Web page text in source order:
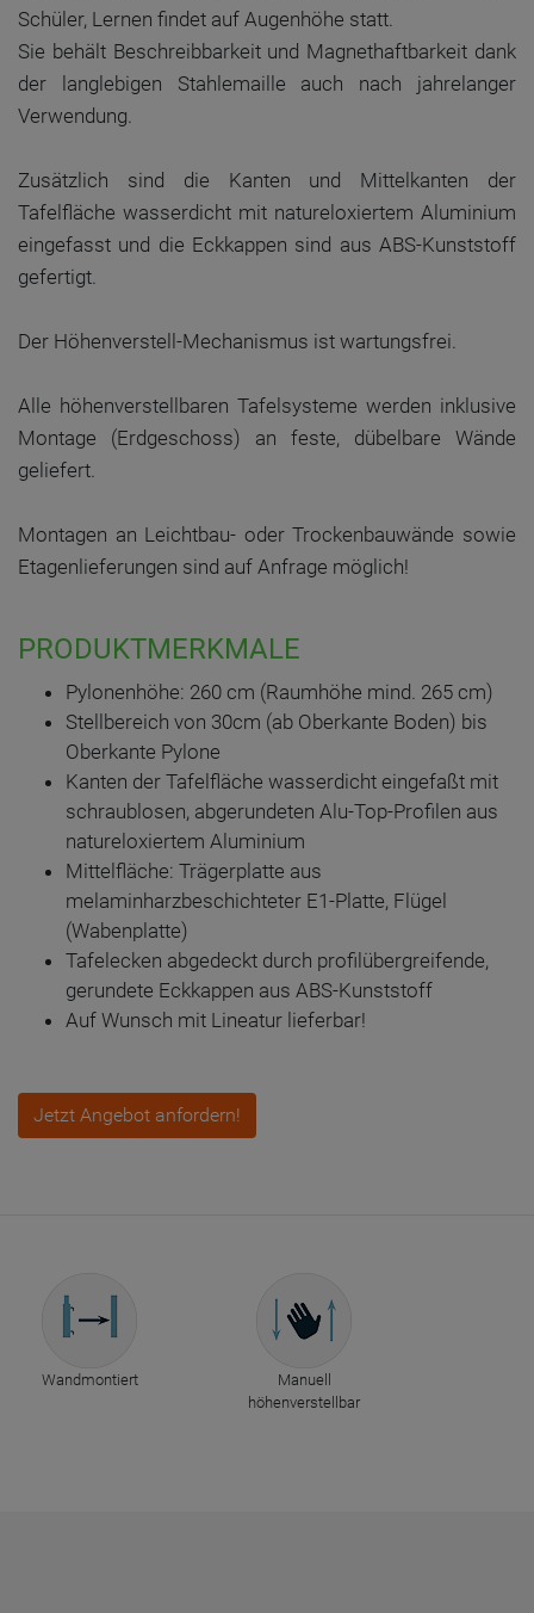
Schüler, Lernen findet auf Augenhöhe statt.
Sie behält Beschreibbarkeit und Magnethaftbarkeit dank
der langlebigen Stahlemaille auch nach jahrelanger
Verwendung.
Zusätzlich sind die Kanten und Mittelkanten der
Tafelfläche wasserdicht mit natureloxiertem Aluminium
eingefasst und die Eckkappen sind aus ABS-Kunststoff
gefertigt.
Der Höhenverstell-Mechanismus ist wartungsfrei.
Alle höhenverstellbaren Tafelsysteme werden inklusive
Montage (Erdgeschoss) an feste, dübelbare Wände
geliefert.
Montagen an Leichtbau- oder Trockenbauwände sowie
Etagenlieferungen sind auf Anfrage möglich!
PRODUKTMERKMALE
Pylonenhöhe: 260 cm (Raumhöhe mind. 265 cm)
Stellbereich von 30cm (ab Oberkante Boden) bis
Oberkante Pylone
Kanten der Tafelfläche wasserdicht eingefaßt mit
schraublosen, abgerundeten Alu-Top-Profilen aus
natureloxiertem Aluminium
Mittelfläche: Trägerplatte aus
melaminharzbeschichteter E1-Platte, Flügel
(Wabenplatte)
Tafelecken abgedeckt durch profilübergreifende,
gerundete Eckkappen aus ABS-Kunststoff
Auf Wunsch mit Lineatur lieferbar!
Jetzt Angebot anfordern!
Wandmontiert
Manuell
höhenverstellbar